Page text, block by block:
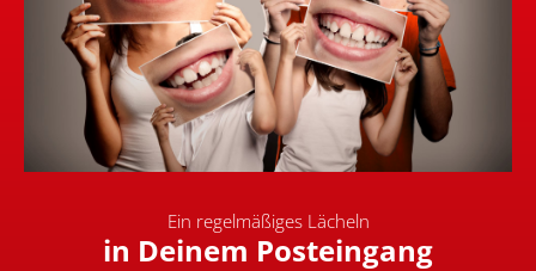
Ein regelmäßiges Lächeln
in Deinem Posteingang